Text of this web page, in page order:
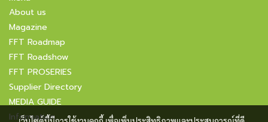
About us
Magazine
FFT Roadmap
FFT Roadshow
FFT PROSERIES
Supplier Directory
MEDIA GUIDE
Information